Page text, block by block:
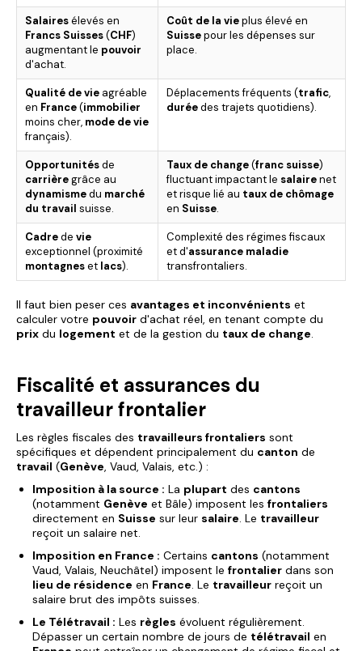
Salairesélevés en
Francs Suisses(CHF)
augmentant le pouvoir
d'achat.
Coût de la vieplus élevé en
Suissepour les dépenses sur
place.
Qualité de vie agréable
en France(immobilier
moins cher, mode de vie
français).
Déplacements fréquents (trafic,
duréedes trajets quotidiens).
Opportunitésde
carrièregrâce au
dynamismedu marché
du travail suisse.
Taux de change(franc suisse)
fluctuant impactant le salairenet
et risque lié au taux de chômage
en Suisse.
Cadrede vie
exceptionnel (proximité
montagneset lacs).
Complexité des régimes fiscaux
et d'assurance maladie
transfrontaliers.
Il faut bien peser ces avantages et inconvénients et
calculer votre pouvoir d'achat réel, en tenant compte du
prix du logement et de la gestion du taux de change.
Fiscalité et assurances du
travailleur frontalier
Les règles fiscales des travailleurs frontaliers sont
spécifiques et dépendent principalement du canton de
travail (Genève, Vaud, Valais, etc.) :
Imposition à la source : La plupart des cantons
(notamment Genève et Bâle) imposent les frontaliers
directement en Suisse sur leur salaire. Le travailleur
reçoit un salaire net.
Imposition en France : Certains cantons (notamment
Vaud, Valais, Neuchâtel) imposent le frontalier dans son
lieu de résidence en France. Le travailleur reçoit un
salaire brut des impôts suisses.
Le Télétravail : Les règles évoluent régulièrement.
Dépasser un certain nombre de jours de télétravail en